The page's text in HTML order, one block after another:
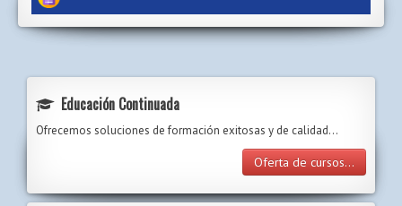
Educación Continuada
Ofrecemos soluciones de formación exitosas y de calidad...
Oferta de cursos...